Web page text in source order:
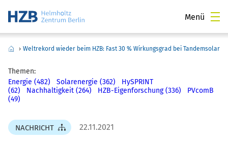
Menü
› Weltrekord wieder beim HZB: Fast 30 % Wirkungsgrad bei
Themen:
Energie (482)
Solarenergie (362)
HySPRINT
(62)
Nachhaltigkeit (264) HZB-Eigenforschung (336)
PVcomB
(49)
NACHRICHT 22.11.2021